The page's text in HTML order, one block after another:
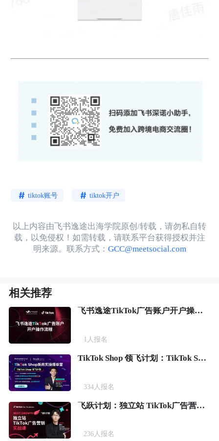
tiktok账号 tiktok开户
以上内容由飞书逸途出海学院原创/转载，请勿私自转
载，以免侵权！如需转载，请联系平台获得授权并注
明来源。联系方式： GCC@meetsocial.com
相关推荐
飞书逸途TikTok广告账户开户操作流程
1 人报名
TikTok Shop 领飞计划：TikTok Shop新商实操爆单营
334人报名
飞跃计划：独立站 TikTok广告营销实战课
236人报名